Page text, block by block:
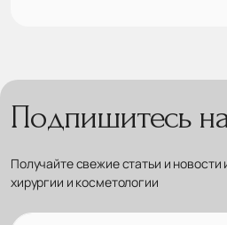
Подпишитесь
Получайте свежие статьи и новости
хирургии и косметологии